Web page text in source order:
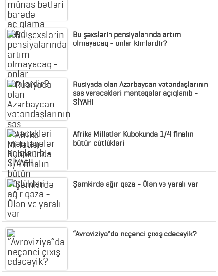
Bu şəxslərin pensiyalarında artım
olmayacaq - onlar kimlərdir?
Rusiyada olan Azərbaycan vətəndaşlarının
səs verəcəkləri məntəqələr açıqlanıb -
SİYAHI
Afrika Millətlər Kubokunda 1/4 finalın
bütün cütlükləri
Şəmkirdə ağır qəza - Ölən və yaralı var
“Avroviziya”da neçənci çıxış edəcəyik?